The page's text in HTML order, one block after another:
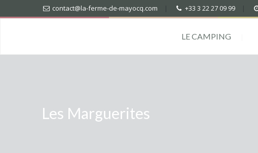
contact@la-ferme-de-mayocq.com +33 3 22 27 09 99
LE CAMPING
Les Marguerites